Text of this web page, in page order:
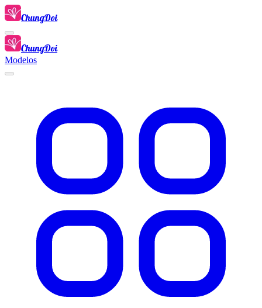
ChungDoi
ChungDoi
Modelos